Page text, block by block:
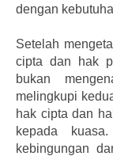
dengan
Setelah
cipta dan hak
bukan
melingkupi
hak cipta dan
kepada
kebingungan